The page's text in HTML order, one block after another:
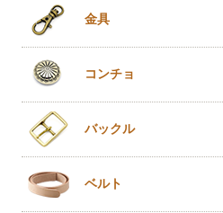
金具
コンチョ
バックル
ベルト